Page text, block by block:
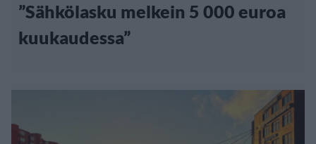
”Sähkölasku melkein 5 000 euroa
kuukaudessa”